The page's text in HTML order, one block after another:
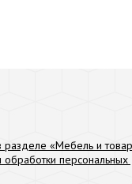
«Мебель и
обработки